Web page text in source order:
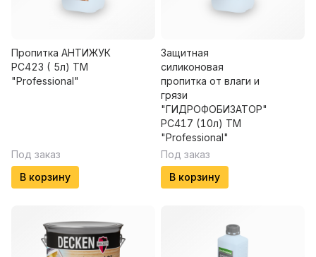
Пропитка АНТИЖУК
PC423 ( 5л) ТМ
"Professional"
Под заказ
В корзину
Защитная
силиконовая
пропитка от влаги и
грязи
"ГИДРОФОБИЗАТОР"
PC417 (10л) ТМ
"Professional"
Под заказ
В корзину